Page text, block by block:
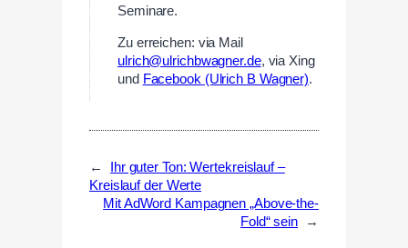
Seminare.
Zu erreichen: via Mail
ulrich@ulrichbwagner.de, via Xing
und Facebook (Ulrich B Wagner).
←
Ihr guter Ton: Wertekreislauf –
Kreislauf der Werte
Mit AdWord Kampagnen „Above-the-
Fold“ sein
→